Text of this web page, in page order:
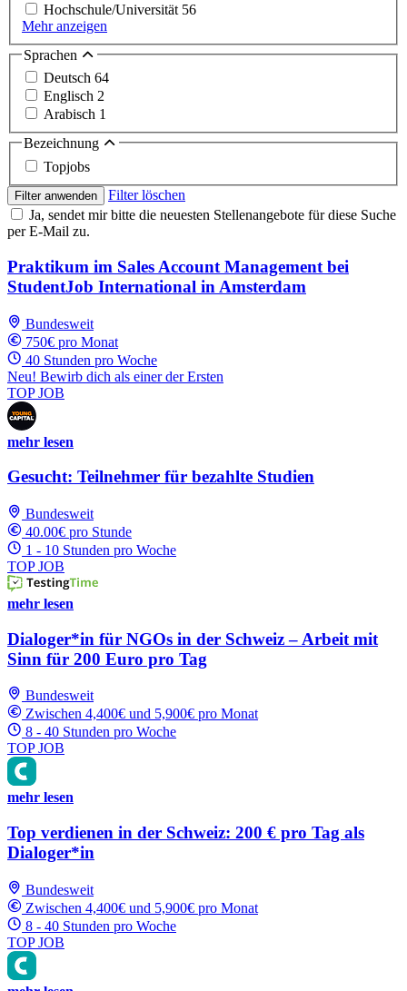
Hochschule/Universität 56
Mehr anzeigen
Sprachen
Deutsch 64
Englisch 2
Arabisch 1
Bezeichnung
Topjobs
Filter anwenden
Filter löschen
Ja, sendet mir bitte die neuesten Stellenangebote für diese Suche
per E-Mail zu.
Praktikum im Sales Account Management bei
StudentJob International in Amsterdam
Bundesweit
750€ pro Monat
40 Stunden pro Woche
Neu! Bewirb dich als einer der Ersten
TOP JOB
mehr lesen
Gesucht: Teilnehmer für bezahlte Studien
Bundesweit
40.00€ pro Stunde
1 - 10 Stunden pro Woche
TOP JOB
mehr lesen
Dialoger*in für NGOs in der Schweiz – Arbeit mit
Sinn für 200 Euro pro Tag
Bundesweit
Zwischen 4,400€ und 5,900€ pro Monat
8 - 40 Stunden pro Woche
TOP JOB
mehr lesen
Top verdienen in der Schweiz: 200 € pro Tag als
Dialoger*in
Bundesweit
Zwischen 4,400€ und 5,900€ pro Monat
8 - 40 Stunden pro Woche
TOP JOB